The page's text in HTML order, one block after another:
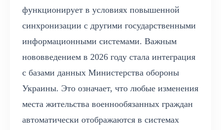
функционирует в условиях повышенной
синхронизации с другими государственными
информационными системами. Важным
нововведением в 2026 году стала интеграция
с базами данных Министерства обороны
Украины. Это означает, что любые изменения
места жительства военнообязанных граждан
автоматически отображаются в системах